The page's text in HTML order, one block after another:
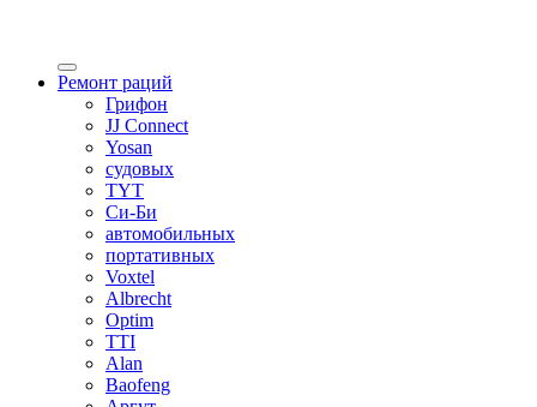
Ремонт раций
Грифон
JJ Connect
Yosan
судовых
TYT
Си-Би
автомобильных
портативных
Voxtel
Аlbrecht
Optim
TTI
Alan
Baofeng